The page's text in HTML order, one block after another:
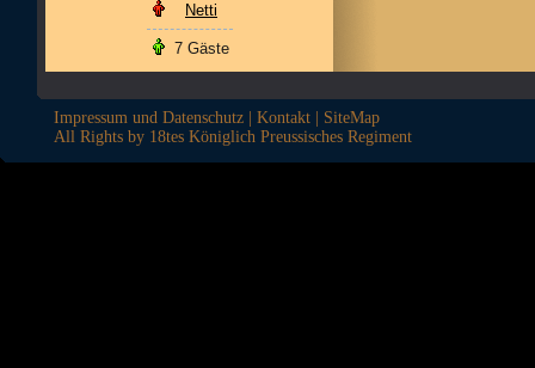
Netti
7 Gäste
Impressum und Datenschutz Kontakt
SiteMap
All Rights by 18tes Königlich Preussisches Regiment